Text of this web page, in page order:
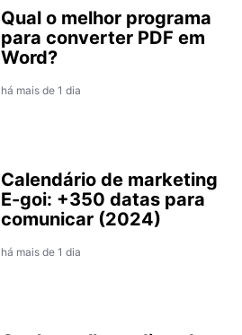
Qual o melhor programa
para converter PDF em
Word?
há mais de 1 dia
Calendário de marketing
E-goi: +350 datas para
comunicar (2024)
há mais de 1 dia